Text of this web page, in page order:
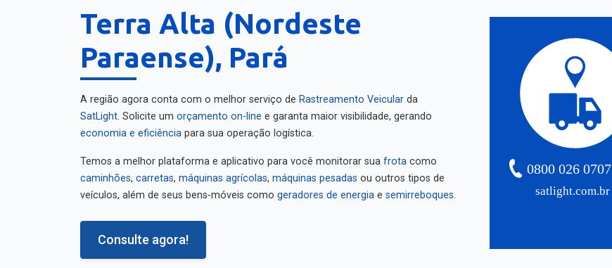
Terra Alta (Nordeste
Paraense), Pará
A região agora conta com o melhor serviço de Rastreamento Veicular
da
SatLight
. Solicite um orçamento on-line
e garanta maior visibilidade, gerando
economia e eficiência
para sua operação logística.
Temos a melhor plataforma e aplicativo para você monitorar sua frota
caminhões
máquinas agrícolas máquinas pesadas
ou outros tipos de
veículos, além de seus bens-móveis como
geradores de energia semirreboques
Consulte agora!
satlight.com.br
0800 026 0707